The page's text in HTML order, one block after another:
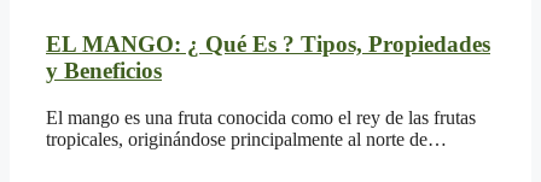
EL MANGO: ¿ Qué Es ? Tipos, Propiedades
y Beneficios
El mango es una fruta conocida como el rey de las frutas
tropicales, originándose principalmente al norte de…